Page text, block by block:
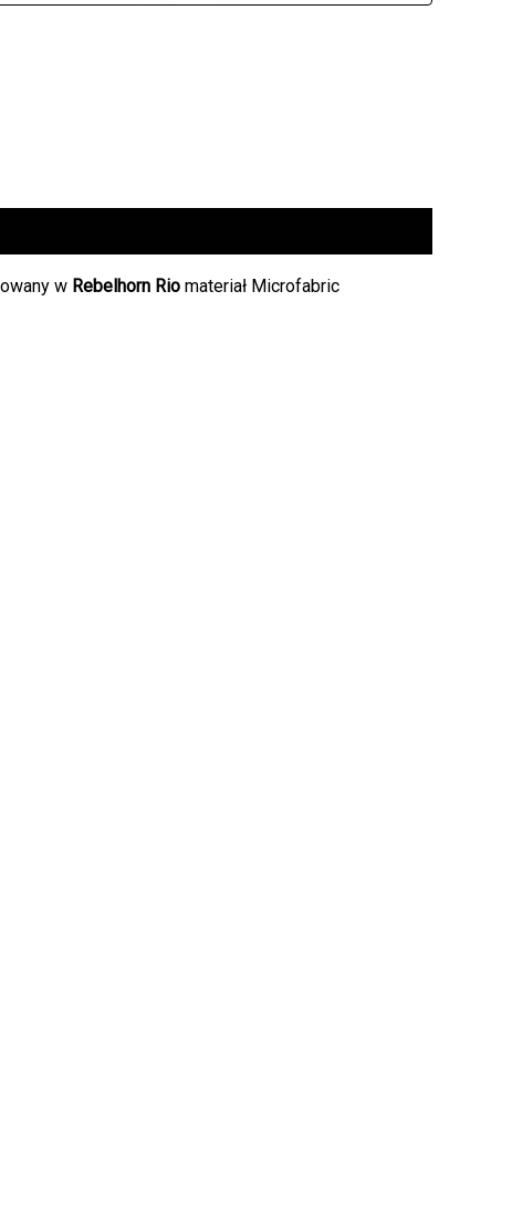
w Rebelhorn Rio materiał Microfabric